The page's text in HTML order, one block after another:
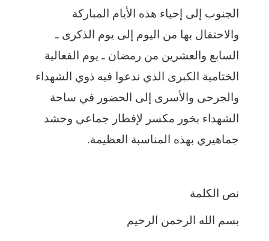
الجنوب إلى إحياء هذه الأيام المباركة
والاحتفال بها من اليوم إلى يوم الذكرى ـ
السابع والعشرين من رمضان ـ يوم الفعالية
الختامية الكبرى الذي ندعوا فيه ذوي الشهداء
والجرحى والأسرى إلى الحضور في ساحة
الشهداء بخور مكسر لإفطار جماعي وحشد
جماهيري بهذه المناسبة العظيمة.
نص الكلمة
بسم الله الرحمن الرحيم